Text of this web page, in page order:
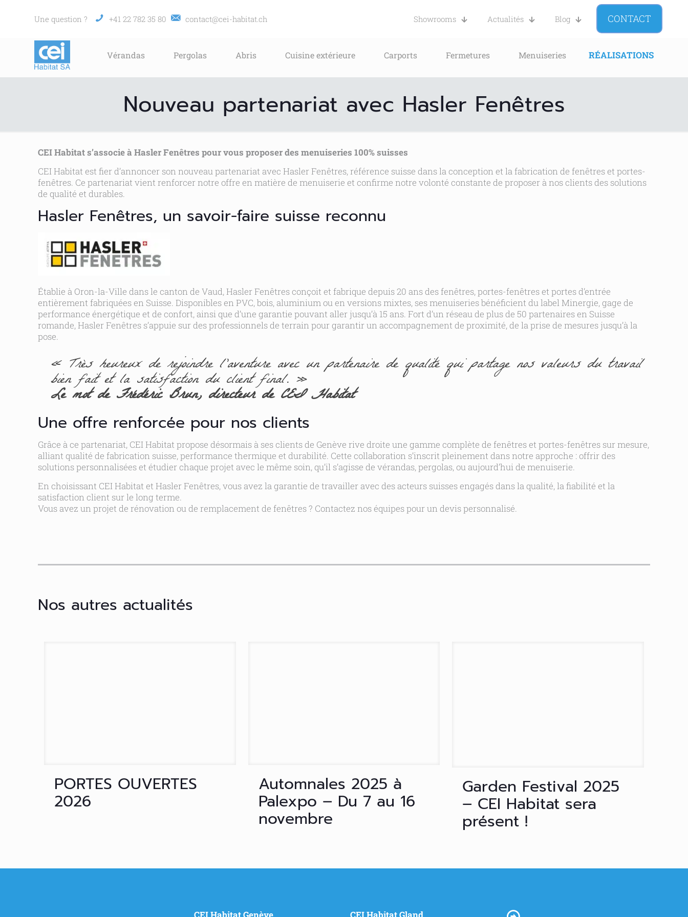
Une question ? +41 22 782 35 80 contact@cei-habitat.ch Showrooms Actualités Blog CONTACT
Vérandas Pergolas Abris Cuisine extérieure Carports Fermetures Menuiseries RÉALISATIONS
Nouveau partenariat avec Hasler Fenêtres
CEI Habitat s’associe à Hasler Fenêtres pour vous proposer des menuiseries 100% suisses
CEI Habitat est fier d’annoncer son nouveau partenariat avec Hasler Fenêtres, référence suisse dans la conception et la fabrication de fenêtres et portes-
fenêtres. Ce partenariat vient renforcer notre offre en matière de menuiserie et confirme notre volonté constante de proposer à nos clients des solutions
de qualité et durables.
Hasler Fenêtres, un savoir-faire suisse reconnu
Établie à Oron-la-Ville dans le canton de Vaud, Hasler Fenêtres conçoit et fabrique depuis 20 ans des fenêtres, portes-fenêtres et portes d’entrée
entièrement fabriquées en Suisse. Disponibles en PVC, bois, aluminium ou en versions mixtes, ses menuiseries bénéficient du label Minergie, gage de
performance énergétique et de confort, ainsi que d’une garantie pouvant aller jusqu’à 15 ans. Fort d’un réseau de plus de 50 partenaires en Suisse
romande, Hasler Fenêtres s’appuie sur des professionnels de terrain pour garantir un accompagnement de proximité, de la prise de mesures jusqu’à la
pose.
« Très heureux de rejoindre l’aventure avec un partenaire de qualité qui partage nos valeurs du travail
bien fait et la satisfaction du client final. »
Le mot de Frédéric Brun, directeur de CEI Habitat
Une offre renforcée pour nos clients
Grâce à ce partenariat, CEI Habitat propose désormais à ses clients de Genève rive droite une gamme complète de fenêtres et portes-fenêtres sur mesure,
alliant qualité de fabrication suisse, performance thermique et durabilité. Cette collaboration s’inscrit pleinement dans notre approche : offrir des
solutions personnalisées et étudier chaque projet avec le même soin, qu’il s’agisse de vérandas, pergolas, ou aujourd’hui de menuiserie.
En choisissant CEI Habitat et Hasler Fenêtres, vous avez la garantie de travailler avec des acteurs suisses engagés dans la qualité, la fiabilité et la
satisfaction client sur le long terme.
Vous avez un projet de rénovation ou de remplacement de fenêtres ? Contactez nos équipes pour un devis personnalisé.
Nos autres actualités
PORTES OUVERTES
2026
Automnales 2025 à
Palexpo – Du 7 au 16
novembre
Garden Festival 2025
– CEI Habitat sera
présent !